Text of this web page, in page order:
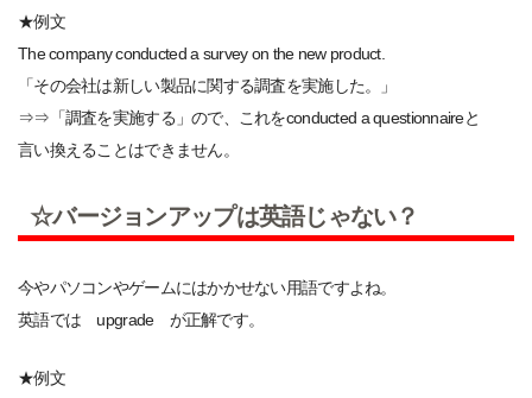
★例文
The company conducted a survey on the new product.
「その会社は新しい製品に関する調査を実施した。」
⇒⇒「調査を実施する」ので、これをconducted a questionnaireと
言い換えることはできません。
☆バージョンアップは英語じゃない？
今やパソコンやゲームにはかかせない用語ですよね。
英語では upgrade が正解です。
★例文